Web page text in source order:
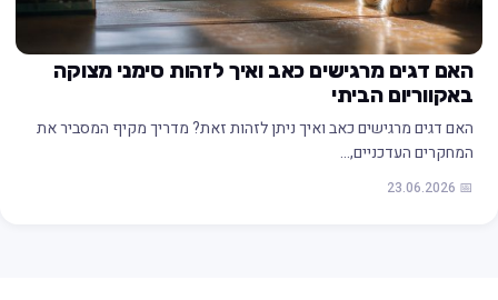
האם דגים מרגישים כאב ואיך לזהות סימני מצוקה
באקווריום הביתי
האם דגים מרגישים כאב ואיך ניתן לזהות זאת? מדריך מקיף המסביר את
המחקרים העדכניים,…
📅 23.06.2026